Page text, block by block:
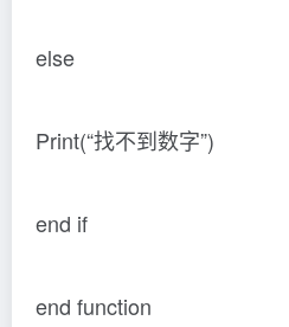
else
Print(“找不到数字”)
end if
end function